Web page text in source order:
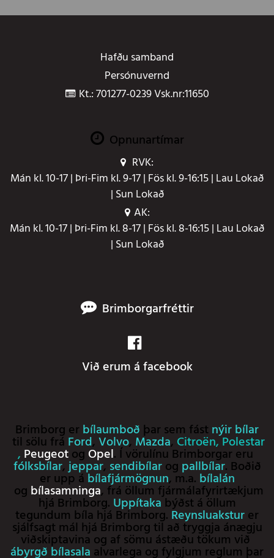
Hafðu samband
Persónuvernd
Kt.: 701277-0239 Vsk.nr:11650
Opnunartímar
RVK:
Mán kl. 10-17 | Þri-Fim kl. 9-17 | Fös kl. 9-16:15 | Lau Lokað
| Sun Lokað
AK:
Mán kl. 10-17 | Þri-Fim kl. 8-17 | Fös kl. 8-16:15 | Lau Lokað
| Sun Lokað
Brimborgarfréttir
Við erum á facebook
Brimborg er bílaumboð þar sem fást nýir bílar
til sölu frá Ford, Volvo, Mazda, Citroën,Polestar
, Peugeotog Opel. Í vörulínu Brimborgar eru
fólksbílar,jeppar, sendibílarog pallbílar. Boðið
er upp ábílafjármögnun, m.a. bílalán
og bílasamninga, frá öllum fjármálafyrirtækjum
hjá Brimborg. Uppítakabýðst á öllum
tegundum bíla hjá Brimborg. Reynsluaksturer
sjálfsagt mál hjá Brimborg til að tryggja ánægju
viðskiptavina og af sömu ástæðu tökum við
ábyrgð bílasala alvarlega og fylgjum reglum þar